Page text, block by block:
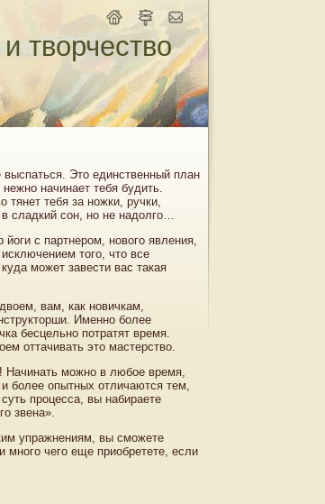
творчество
Это единственный план
начинает тебя будить.
тебя за ножки, ручки,
сладкий сон, но не надолго…
с партнером, нового явления,
того, что все
может завести вас такая
вам, как новичкам,
Именно более
бесцельно потратят время.
оттачивать это мастерство.
Начинать можно в любое время,
более опытных отличаются тем,
процесса, вы набираете
звена».
упражнениям, вы сможете
много чего еще приобретете, если